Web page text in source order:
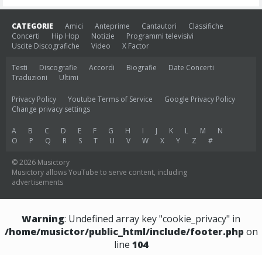
CATEGORIE Amici Anteprime Cantautori
Classifiche
Concerti
Hip Hop Notizie
Programmi televisivi
Uscite Discografiche
Video X Factor
Testi Discografie Accordi Biografie
Date Concerti
Traduzioni
Ultimi
Privacy Policy Youtube Terms of Service
Google Privacy Policy
Change privacy settings
A B C D E F G H I J K L M
N
O
P Q R S T U V W X Y Z #
© 2026 Musictory
Musictory allows YouTube to serve content, including
advertisements
Warning: Undefined array key "cookie_privacy" in
/home/musictor/public_html/include/footer.php on
line 104